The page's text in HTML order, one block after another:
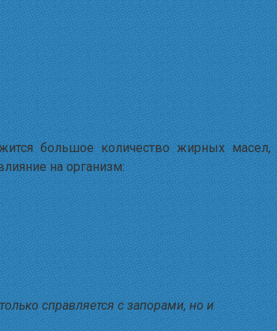
большое количество жирных масел,
на организм:
справляется с запорами, но и